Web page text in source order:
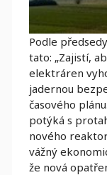
Podle
tato: „Zajistí,
elektráren
jadernou
časového
potýká s
nového
vážný
že nová